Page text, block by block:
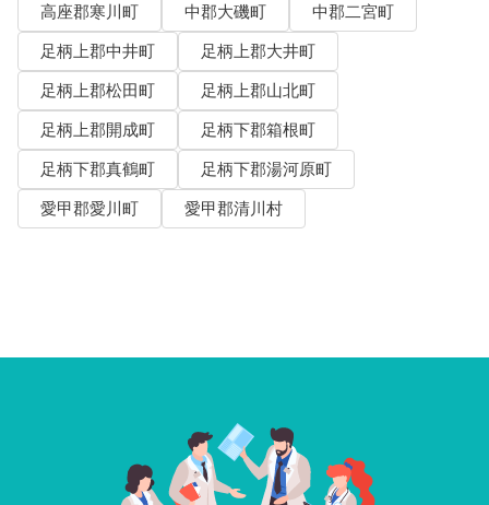
高座郡寒川町
中郡大磯町
中郡二宮町
足柄上郡中井町
足柄上郡大井町
足柄上郡松田町
足柄上郡山北町
足柄上郡開成町
足柄下郡箱根町
足柄下郡真鶴町
足柄下郡湯河原町
愛甲郡愛川町
愛甲郡清川村